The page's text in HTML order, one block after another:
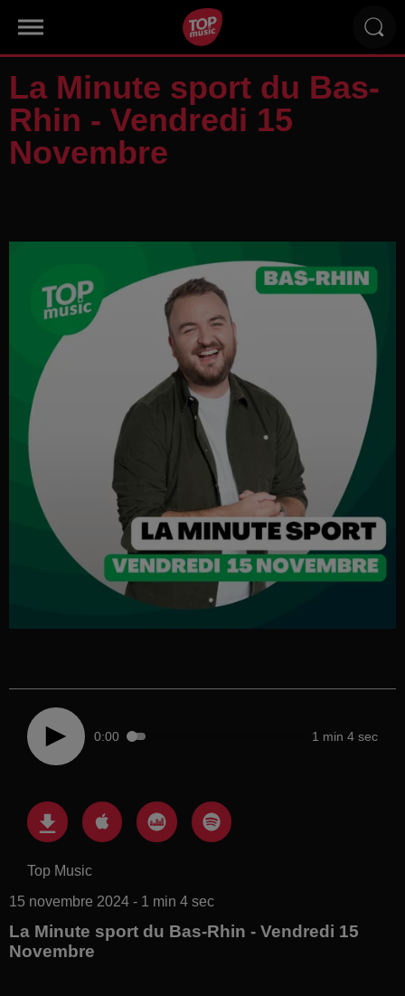
La Minute sport du Bas-
Rhin - Vendredi 15
Novembre
0:00 1 min 4 sec
Top Music
15 novembre 2024 - 1 min 4 sec
La Minute sport du Bas-Rhin - Vendredi 15
Novembre